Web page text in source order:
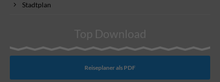
Stadtplan
Top Download
Reiseplaner als PDF